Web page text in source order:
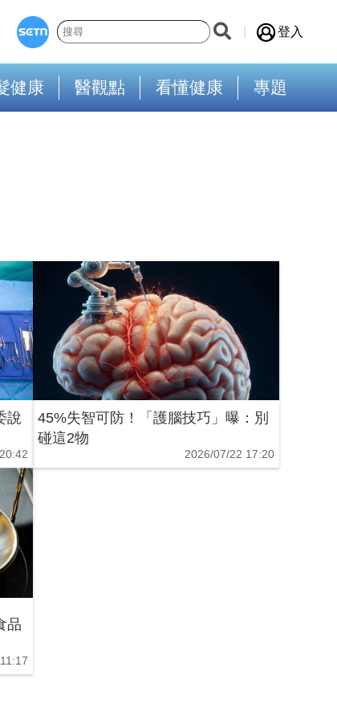
登入
健康 醫觀點 看懂健康 專題
說
45%失智可防！「護腦技巧」曝：別
碰這2物
2026/07/22 17:20
品